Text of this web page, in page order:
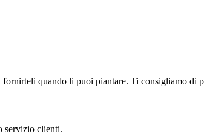
quando li puoi piantare. Ti consigliamo di
servizio clienti.